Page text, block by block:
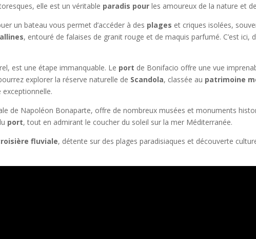
elle est un véritable paradis pour les amoureux de la nature et
un bateau vous permet d’accéder à des plages et criques isolées,
, entouré de falaises de granit rouge et de maquis parfumé. C’est ici,
est une étape immanquable. Le port de Bonifacio offre une vue
explorer la réserve naturelle de Scandola, classée au patrimoine
exceptionnelle.
de Napoléon Bonaparte, offre de nombreux musées et monuments
port, tout en admirant le coucher du soleil sur la mer Méditerranée.
fluviale, détente sur des plages paradisiaques et découverte